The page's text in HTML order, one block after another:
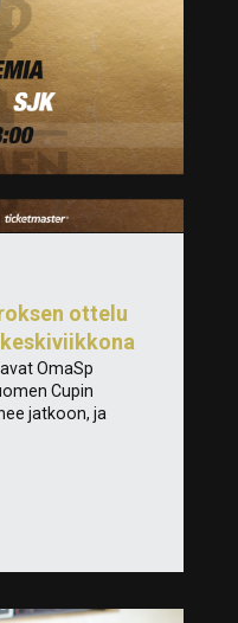
ottelu
OmaSp
Cupin
jatkoon, ja